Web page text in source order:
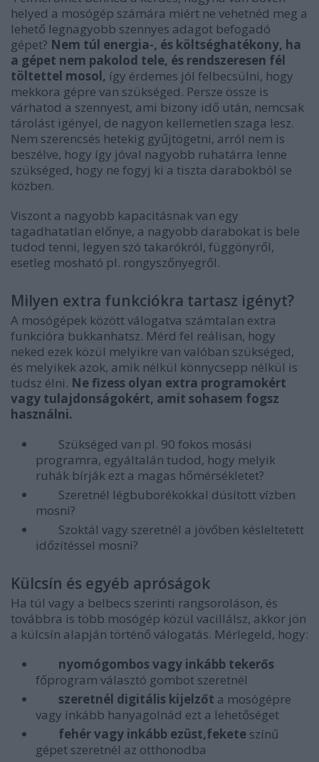
helyed a mosógép számára miért ne vehetnéd meg a
lehető legnagyobb szennyes adagot befogadó
gépet? Nem túl energia-, és költséghatékony, ha
a gépet nem pakolod tele, és rendszeresen fél
töltettel mosol, így érdemes jól felbecsülni, hogy
mekkora gépre van szükséged. Persze össze is
várhatod a szennyest, ami bizony idő után, nemcsak
tárolást igényel, de nagyon kellemetlen szaga lesz.
Nem szerencsés hetekig gyűjtögetni, arról nem is
beszélve, hogy így jóval nagyobb ruhatárra lenne
szükséged, hogy ne fogyj ki a tiszta darabokból se
közben.
Viszont a nagyobb kapacitásnak van egy
tagadhatatlan előnye, a nagyobb darabokat is bele
tudod tenni, legyen szó takarókról, függönyről,
esetleg mosható pl. rongyszőnyegről.
Milyen extra funkciókra tartasz igényt?
A mosógépek között válogatva számtalan extra
funkcióra bukkanhatsz. Mérd fel reálisan, hogy
neked ezek közül melyikre van valóban szükséged,
és melyikek azok, amik nélkül könnycsepp nélkül is
tudsz élni. Ne fizess olyan extra programokért
vagy tulajdonságokért, amit sohasem fogsz
használni.
Szükséged van pl. 90 fokos mosási
programra, egyáltalán tudod, hogy melyik
ruhák bírják ezt a magas hőmérsékletet?
Szeretnél légbuborékokkal dúsított vízben
mosni?
Szoktál vagy szeretnél a jövőben késleltetett
időzítéssel mosni?
Külcsín és egyéb apróságok
Ha túl vagy a belbecs szerinti rangsoroláson, és
továbbra is több mosógép közül vacillálsz, akkor jön
a külcsín alapján történő válogatás. Mérlegeld, hogy:
nyomógombos vagy inkább tekerős
főprogram választó gombot szeretnél
szeretnél digitális kijelzőt a mosógépre
vagy inkább hanyagolnád ezt a lehetőséget
fehér vagy inkább ezüst,fekete színű
gépet szeretnél az otthonodba